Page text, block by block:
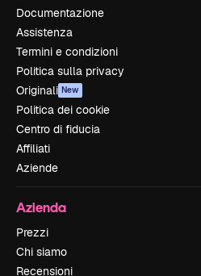
Documentazione
Assistenza
Termini e condizioni
Politica sulla privacy
Originali New
Politica dei cookie
Centro di fiducia
Affiliati
Aziende
Azienda
Prezzi
Chi siamo
Recensioni